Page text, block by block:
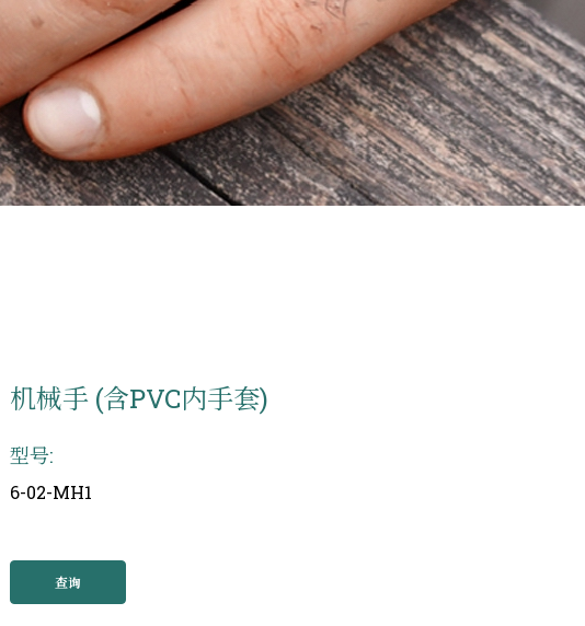
机械手 (含PVC内手套)
型号:
6-02-MH1
查询